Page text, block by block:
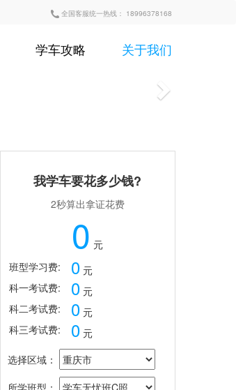
全国客服统一热线： 18996378168
学车攻略 关于我们
我学车要花多少钱?
2秒算出拿证花费
0 元
班型学习费:
0 元
科一考试费:
0 元
科二考试费:
0 元
科三考试费:
0 元
选择区域：
所学班型：